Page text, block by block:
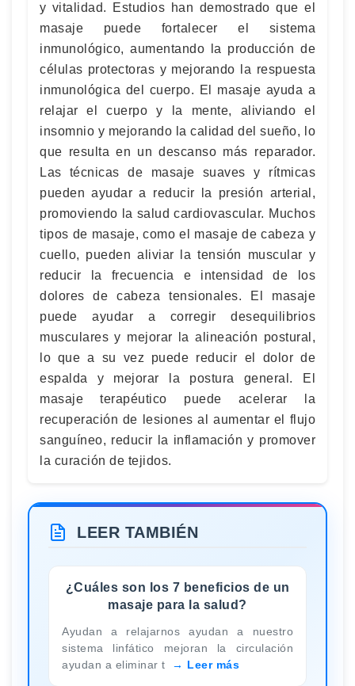
y vitalidad. Estudios han demostrado que el
masaje puede fortalecer el sistema
inmunológico, aumentando la producción de
células protectoras y mejorando la respuesta
inmunológica del cuerpo. El masaje ayuda a
relajar el cuerpo y la mente, aliviando el
insomnio y mejorando la calidad del sueño, lo
que resulta en un descanso más reparador.
Las técnicas de masaje suaves y rítmicas
pueden ayudar a reducir la presión arterial,
promoviendo la salud cardiovascular. Muchos
tipos de masaje, como el masaje de cabeza y
cuello, pueden aliviar la tensión muscular y
reducir la frecuencia e intensidad de los
dolores de cabeza tensionales. El masaje
puede ayudar a corregir desequilibrios
musculares y mejorar la alineación postural,
lo que a su vez puede reducir el dolor de
espalda y mejorar la postura general. El
masaje terapéutico puede acelerar la
recuperación de lesiones al aumentar el flujo
sanguíneo, reducir la inflamación y promover
la curación de tejidos.
LEER TAMBIÉN
¿Cuáles son los 7 beneficios de un
masaje para la salud?
Ayudan a relajarnos ayudan a nuestro
sistema linfático mejoran la circulación
ayudan a eliminar t
Leer más